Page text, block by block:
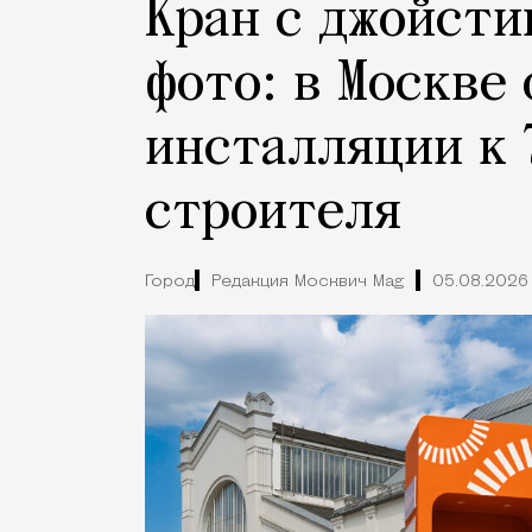
Кран с
фото: в Москве
инсталляции к
строителя
Город Редакция Москвич Mag 05.08.2026